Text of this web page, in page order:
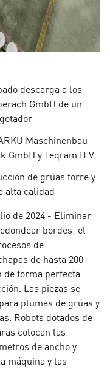
descarga a los
GmbH de un
Maschinenbau
GmbH y Teqram B.V
de grúas torre y
alta calidad
de 2024 - Eliminar
bordes: el
de
de hasta 200
de forma perfecta
Las piezas se
plumas de grúas y
Robots dotados de
colocan las
de ancho y
máquina y las